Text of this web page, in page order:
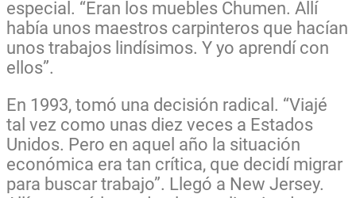
especial. “Eran los muebles Chumen. Allí
había unos maestros carpinteros que hacían
unos trabajos lindísimos. Y yo aprendí con
ellos”.
En 1993, tomó una decisión radical. “Viajé
tal vez como unas diez veces a Estados
Unidos. Pero en aquel año la situación
económica era tan crítica, que decidí migrar
para buscar trabajo”. Llegó a New Jersey.